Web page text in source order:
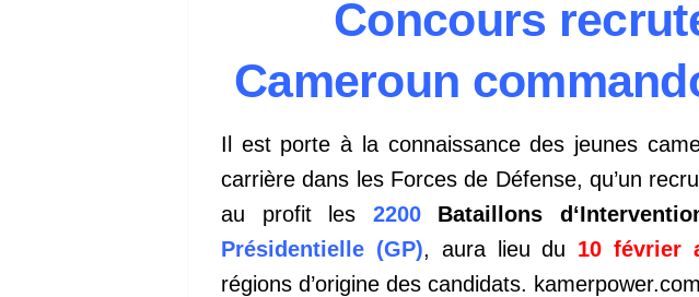
Concours
Cameroun
Il est porte à la connaissance des jeunes
carrière dans les Forces de Défense, qu’un
au profit les 2200 Bataillons
Présidentielle (GP), aura lieu du 10 février
régions d’origine des candidats. kamerpower.com